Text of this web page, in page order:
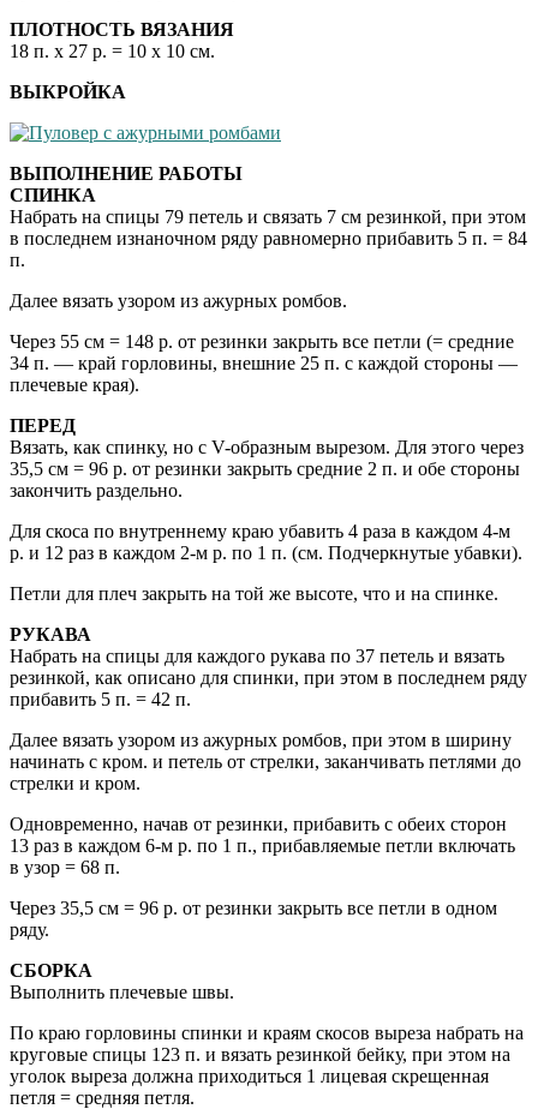
ПЛОТНОСТЬ ВЯЗАНИЯ
18 п. х 27 р. = 10 x 10 cм.
ВЫКРОЙКА
ВЫПОЛНЕНИЕ РАБОТЫ
СПИНКА
Набрать на спицы 79 петель и связать 7 cм резинкой, при этом
в последнем изнаночном ряду равномерно прибавить 5 п. = 84
п.
Далее вязать узором из ажурных ромбов.
Через 55 cм = 148 р. от резинки закрыть все петли (= средние
34 п. — край горловины, внешние 25 п. с каждой стороны —
плечевые края).
ПЕРЕД
Вязать, как спинку, но с V-образным вырезом. Для этого через
35,5 cм = 96 р. от резинки закрыть средние 2 п. и обе стороны
закончить раздельно.
Для скоса по внутреннему краю убавить 4 раза в каждом 4-м
р. и 12 раз в каждом 2-м р. по 1 п. (см. Подчеркнутые убавки).
Петли для плеч закрыть на той же высоте, что и на спинке.
РУКАВА
Набрать на спицы для каждого рукава по 37 петель и вязать
резинкой, как описано для спинки, при этом в последнем ряду
прибавить 5 п. = 42 п.
Далее вязать узором из ажурных ромбов, при этом в ширину
начинать с кром. и петель от стрелки, заканчивать петлями до
стрелки и кром.
Одновременно, начав от резинки, прибавить с обеих сторон
13 раз в каждом 6-м р. по 1 п., прибавляемые петли включать
в узор = 68 п.
Через 35,5 cм = 96 р. от резинки закрыть все петли в одном
ряду.
СБОРКА
Выполнить плечевые швы.
По краю горловины спинки и краям скосов выреза набрать на
круговые спицы 123 п. и вязать резинкой бейку, при этом на
уголок выреза должна приходиться 1 лицевая скрещенная
петля = средняя петля.